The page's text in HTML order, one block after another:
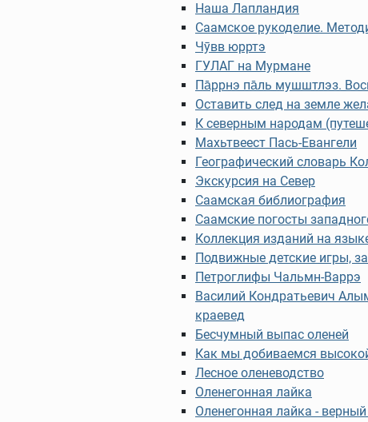
Наша Лапландия
Саамское рукоделие.
Чӯвв юрртэ
ГУЛАГ на Мурмане
Па̄ррнэ па̄ль мушштлэз.
Оставить след на земле
К северным народам
Махьтвеест Пась-Евангели
Географический словарь
Экскурсия на Север
Саамская библиография
Саамские погосты
Коллекция изданий на
Подвижные детские игры,
Петроглифы Чальмн-Варрэ
Василий Кондратьевич
краевед
Бесчумный выпас оленей
Как мы добиваемся
Лесное оленеводство
Оленегонная лайка
Оленегонная лайка -